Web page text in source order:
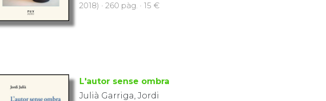
2018) · 260 pàg. · 15 €
L'autor sense ombra
Julià Garriga, Jordi